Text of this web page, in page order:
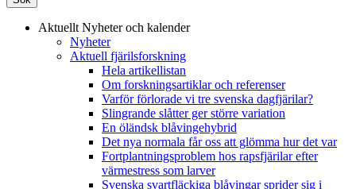
Aktuellt Nyheter och kalender
Nyheter
Aktuell fjärilsforskning
Hela artikellistan
Om forskningsartiklar och referenser
Varför förlorade vi tre svenska dagfjärilar?
Slingrande slåtter ger större variation
En öländsk blåvingehybrid
Det nya normala får oss att glömma hur det var
Fortplantningsproblem hos rapsfjärilar efter
värmestress som larver
Svenska svartfläckiga blåvingar sprider sig i